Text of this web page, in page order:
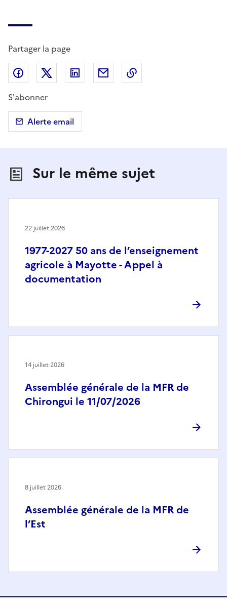
Partager la page
Partager sur Facebook
Partager sur X (anciennement Twitter)
Partager sur LinkedIn
Partager par email
S'abonner
Alerte email
Sur le même sujet
1977-2027 50 ans de l’enseignement
agricole à Mayotte - Appel à
documentation
22 juillet 2026
Assemblée générale de la MFR de
Chirongui le 11/07/2026
14 juillet 2026
Assemblée générale de la MFR de
l’Est
8 juillet 2026